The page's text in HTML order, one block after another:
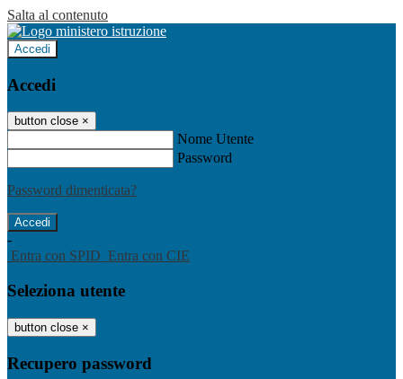
Salta al contenuto
Accedi
Accedi
button close ×
Nome Utente
Password
Password dimenticata?
-
Entra con SPID Entra con CIE
Seleziona utente
button close ×
Recupero password